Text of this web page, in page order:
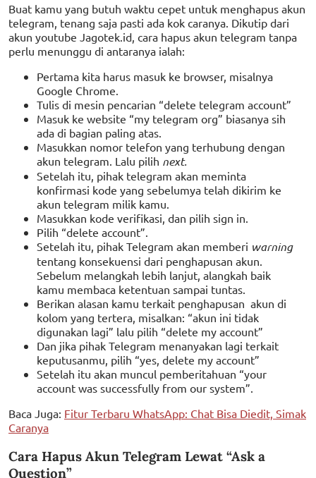
Buat kamu yang butuh waktu cepet untuk menghapus akun
telegram, tenang saja pasti ada kok caranya. Dikutip dari
akun youtube Jagotek.id, cara hapus akun telegram tanpa
perlu menunggu di antaranya ialah:
Pertama kita harus masuk ke browser, misalnya
Google Chrome.
Tulis di mesin pencarian “delete telegram account”
Masuk ke website “my telegram org” biasanya sih
ada di bagian paling atas.
Masukkan nomor telefon yang terhubung dengan
akun telegram. Lalu pilih next.
Setelah itu, pihak telegram akan meminta
konfirmasi kode yang sebelumya telah dikirim ke
akun telegram milik kamu.
Masukkan kode verifikasi, dan pilih sign in.
Pilih “delete account”.
Setelah itu, pihak Telegram akan memberi warning
tentang konsekuensi dari penghapusan akun.
Sebelum melangkah lebih lanjut, alangkah baik
kamu membaca ketentuan sampai tuntas.
Berikan alasan kamu terkait penghapusan akun di
kolom yang tertera, misalkan: “akun ini tidak
digunakan lagi” lalu pilih “delete my account”
Dan jika pihak Telegram menanyakan lagi terkait
keputusanmu, pilih “yes, delete my account”
Setelah itu akan muncul pemberitahuan “your
account was successfully from our system”.
Baca Juga: Fitur Terbaru WhatsApp: Chat Bisa Diedit, Simak
Caranya
Cara Hapus Akun Telegram Lewat “Ask a
Question”